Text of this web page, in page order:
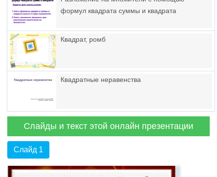
формул квадрата суммы и квадрата
Квадрат, ромб
Квадратные неравенства
Слайды и текст этой онлайн презентации
Слайд 1